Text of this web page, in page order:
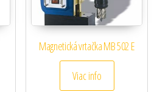
Magnetická vrtačka MB 502 E
Viac info